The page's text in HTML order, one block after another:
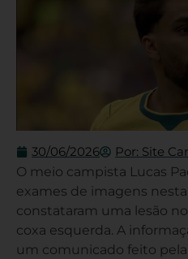
30/06/2026 Por: Site
O meio campista Lucas
exames de imagens
constataram uma lesão
coxa esquerda. A
um comunicado feito pela